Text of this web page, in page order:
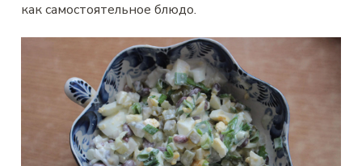
как самостоятельное блюдо.